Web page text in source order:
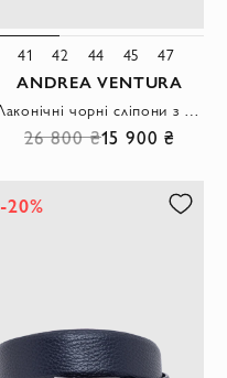
41 42 44 45 47
ANDREA VENTURA
Лаконічні чорні сліпони з високоякісної шкіри
26 800 ₴15 900 ₴
-20%